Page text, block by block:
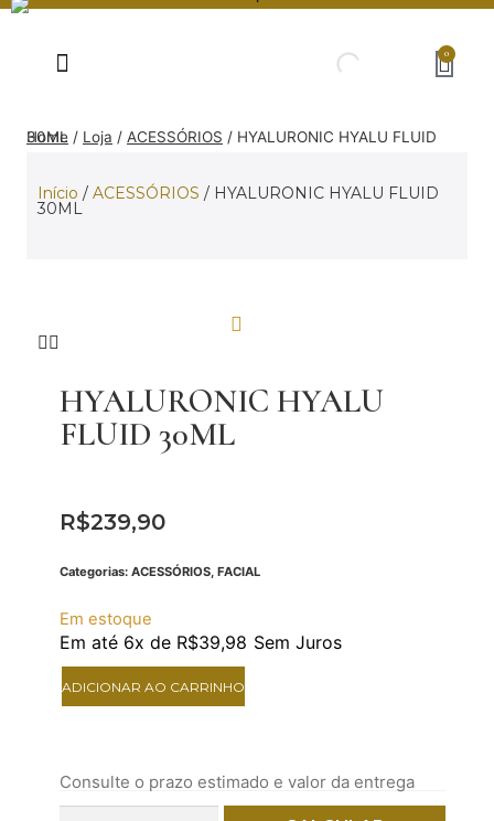
0
Home / Loja / ACESSÓRIOS /
HYALURONIC HYALU FLUID 30ML
Início / ACESSÓRIOS / HYALURONIC HYALU FLUID
30ML
HYALURONIC HYALU
FLUID 30ML
R$239,90
Categorias: ACESSÓRIOS FACIAL
Em estoque
Em até 6x de R$39,98 Sem Juros
ADICIONAR AO CARRINHO
Consulte o prazo estimado e valor da entrega